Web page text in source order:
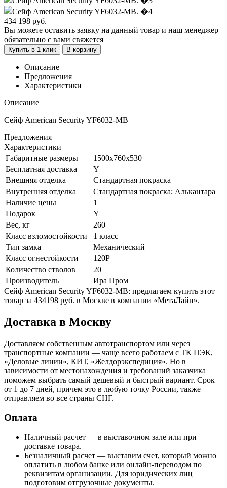
434 198 руб.
Вы можете оставить заявку на данный товар и наш менеджер
обязательно с вами свяжется
Купить в 1 клик В корзину
Описание
Предложения
Характеристики
Описание
Сейф American Security YF6032-MB
Предложения
Характеристики
Габаритные размеры
1500x760x530
Бесплатная доставка
Y
Внешняя отделка
Стандартная покраска
Внутренняя отделка
Стандартная покраска; Алькантара
Наличие цены
1
Подарок
Y
Вес, кг
260
Класс взломостойкости
1 класс
Тип замка
Механический
Класс огнестойкости
120P
Количество стволов
20
Производитель
Ира Пром
Сейф American Security YF6032-MB: предлагаем купить этот
товар за 434198 руб. в Москве в компании «МетаЛайн».
Доставка в Москву
Доставляем собственным автотранспортом или через
транспортные компании — чаще всего работаем с ТК ПЭК,
«Деловые линии», КИТ, «Желдорэкспедиция». Но в
зависимости от местонахождения и требований заказчика
поможем выбрать самый дешевый и быстрый вариант. Срок
от 1 до 7 дней, причем это в любую точку России, также
отправляем во все страны СНГ.
Оплата
Наличный расчет — в выставочном зале или при
доставке товара.
Безналичный расчет — выставим счет, который можно
оплатить в любом банке или онлайн-переводом по
реквизитам организации. Для юридических лиц
подготовим отгрузочные документы.